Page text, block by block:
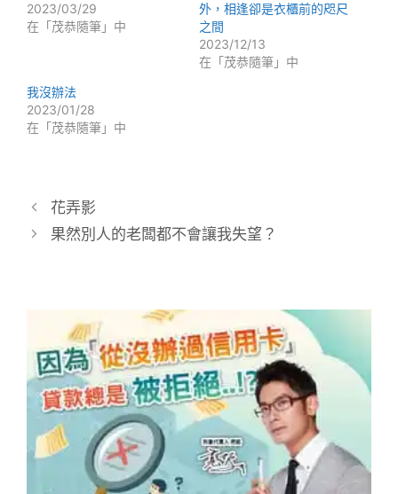
2023/03/29
在「茂恭隨筆」中
外，相逢卻是衣櫃前的咫尺
之間
2023/12/13
在「茂恭隨筆」中
我沒辦法
2023/01/28
在「茂恭隨筆」中
花弄影
果然別人的老闆都不會讓我失望？